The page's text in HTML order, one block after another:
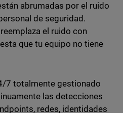
abrumadas por el ruido
de seguridad.
el ruido con
que tu equipo no tiene
7 totalmente gestionado
las detecciones
redes, identidades